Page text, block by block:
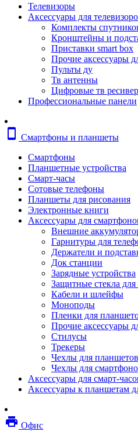
Рации
Консоли
Телефоны
Торговое
Детектор
Счетчики
Калькуляторы
Мебель
Стулья и
Столы
Опции для
сканирования
Сетевое
Модемы
Точки доступа
Сетевые
Коммутаторы
Расширители
Wi-fi антенны
Инструмент
Кабель
Монтажные
Телевизоры
Аксессуары для
Комплекты
Кронштейны и
Приставки smart box
Прочие аксессуары
Пульты ду
Тв антенны
Цифровые тв
Профессиональные панели
smartphone
Смартфоны и планшеты
Смартфоны
Планшетные устройства
Смарт-часы
Сотовые телефоны
Планшеты для рисования
Электронные книги
Аксессуары для
Внешние
Гарнитуры для
Держатели и
Док станции
Зарядные устройства
Защитные стекла
Кабели и шлейфы
Моноподы
Пленки для
Прочие аксессуары
Стилусы
Трекеры
Чехлы для планшетов
Чехлы для
Аксессуары для смарт-
Аксессуары к планшетам
local_printshop Офис